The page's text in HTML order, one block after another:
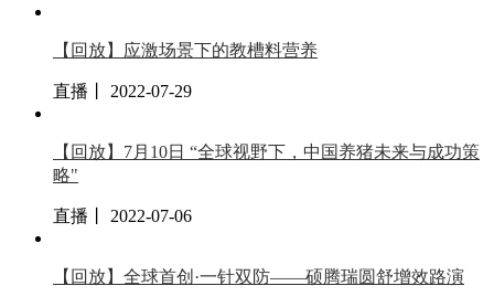
【回放】应激场景下的教槽料营养
直播丨 2022-07-29
【回放】7月10日 “全球视野下，中国养猪未来与成功策
略"
直播丨 2022-07-06
【回放】全球首创·一针双防——硕腾瑞圆舒增效路演